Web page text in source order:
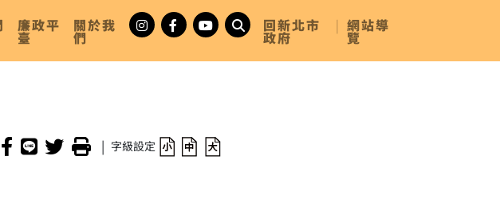
廉政平
臺
關於我
們
回新北市
政府
| 網站導
覽
| 字級設定